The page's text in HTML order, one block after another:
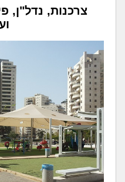
צרכנות, נדל"ן,